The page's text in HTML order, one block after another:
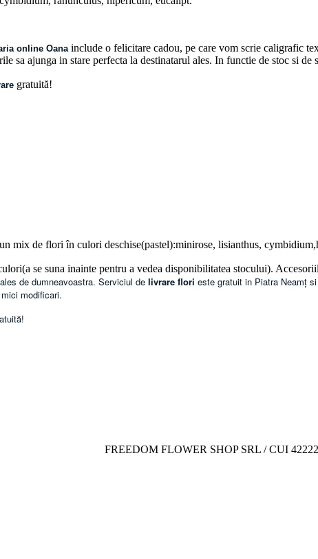
online Oana include o felicitare cadou, pe care vom scrie caligrafic
sa ajunga in stare perfecta la destinatarul ales. In functie de stoc si
gratuită!
mix de flori în culori deschise(pastel):minirose, lisianthus,
se suna inainte pentru a vedea disponibilitatea stocului).
de dumneavoastra. Serviciul de livrare flori este gratuit in Piatra Neamț
modificari.
FREEDOM FLOWER SHOP SRL / CUI